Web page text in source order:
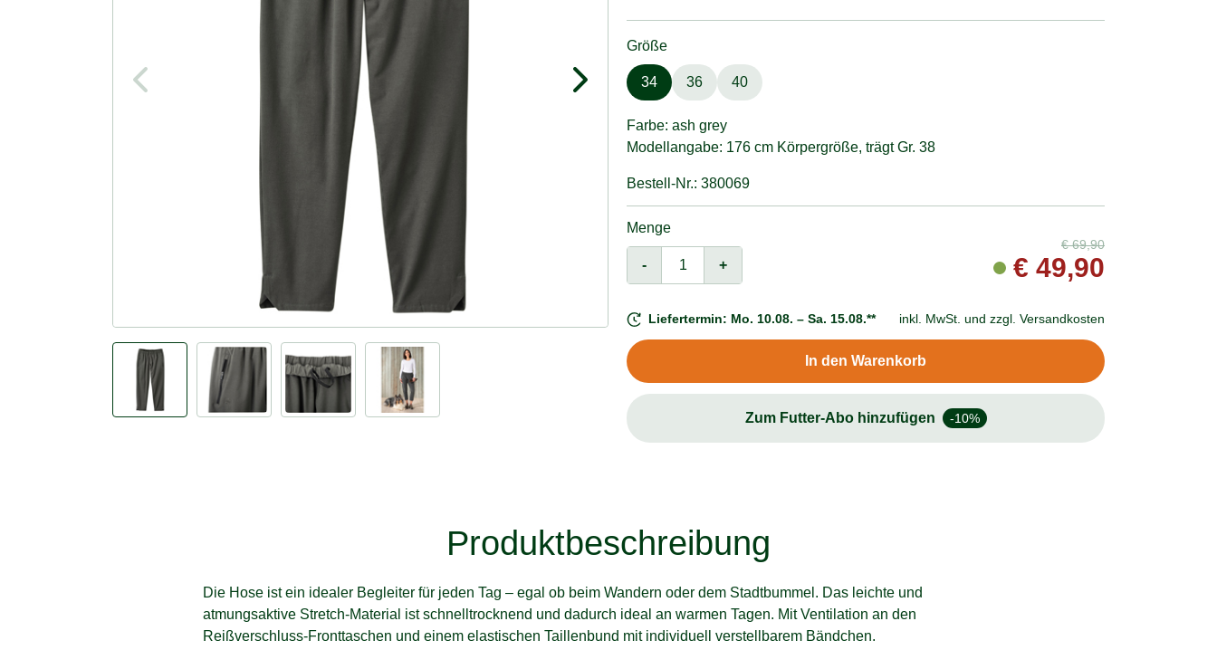
Größe
34 36 40
Farbe: ash grey
Modellangabe: 176 cm Körpergröße, trägt Gr. 38
Bestell-Nr.: 380069
Menge
- +
€69,90
€ 49,90
inkl. MwSt. und zzgl. Versandkosten
Liefertermin: Mo. 10.08. – Sa. 15.08.**
In den Warenkorb
Zum Futter-Abo hinzufügen -10%
Produktbeschreibung
Die Hose ist ein idealer Begleiter für jeden Tag – egal ob beim Wandern oder dem Stadtbummel. Das leichte und
atmungsaktive Stretch-Material ist schnelltrocknend und dadurch ideal an warmen Tagen. Mit Ventilation an den
Reißverschluss-Fronttaschen und einem elastischen Taillenbund mit individuell verstellbarem Bändchen.